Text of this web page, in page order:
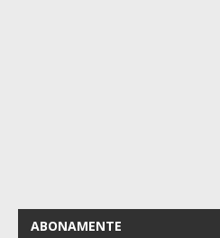
ABONAMENTE